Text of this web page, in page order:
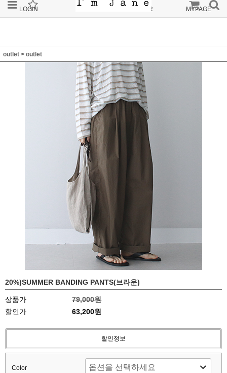
LOGIN ORDER MYPAGE
outlet > outlet
20%)SUMMER BANDING PANTS(브라운)
상품가
79,000원
할인가
63,200원
할인정보
Color